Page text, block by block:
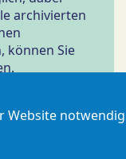
archivierten
können Sie
Website notwendig